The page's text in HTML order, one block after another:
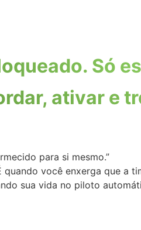
Só
ativar e
para si mesmo.”
você enxerga que a
sua vida no piloto